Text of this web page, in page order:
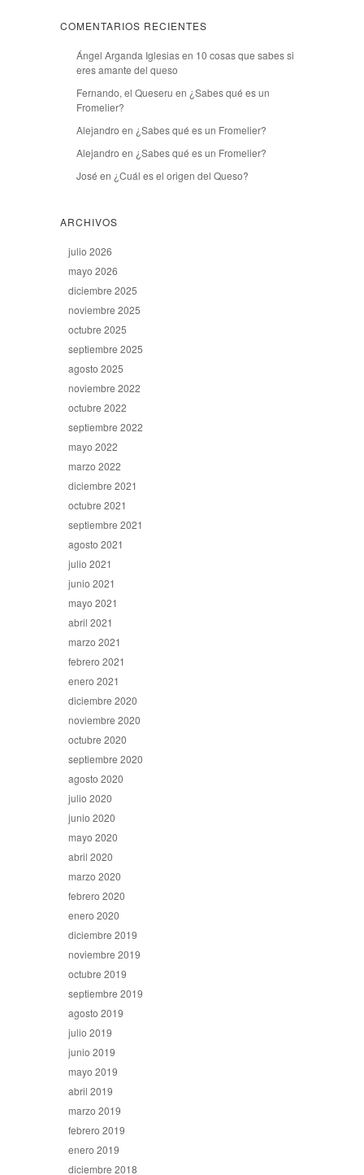
COMENTARIOS RECIENTES
Ángel Arganda Iglesiasen 10 cosas que sabes si
eres amante del queso
Fernando, el Queseru en ¿Sabes qué es un
Fromelier?
Alejandro en ¿Sabes qué es un Fromelier?
Alejandro en ¿Sabes qué es un Fromelier?
José en ¿Cuál es el origen del Queso?
ARCHIVOS
julio 2026
mayo 2026
diciembre 2025
noviembre 2025
octubre 2025
septiembre 2025
agosto 2025
noviembre 2022
octubre 2022
septiembre 2022
mayo 2022
marzo 2022
diciembre 2021
octubre 2021
septiembre 2021
agosto 2021
julio 2021
junio 2021
mayo 2021
abril 2021
marzo 2021
febrero 2021
enero 2021
diciembre 2020
noviembre 2020
octubre 2020
septiembre 2020
agosto 2020
julio 2020
junio 2020
mayo 2020
abril 2020
marzo 2020
febrero 2020
enero 2020
diciembre 2019
noviembre 2019
octubre 2019
septiembre 2019
agosto 2019
julio 2019
junio 2019
mayo 2019
abril 2019
marzo 2019
febrero 2019
enero 2019
diciembre 2018